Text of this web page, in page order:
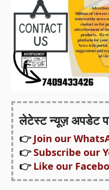
लेटेस्ट न्यूज़ अपडेट
👉Join our
👉Subscribe our
👉Like our